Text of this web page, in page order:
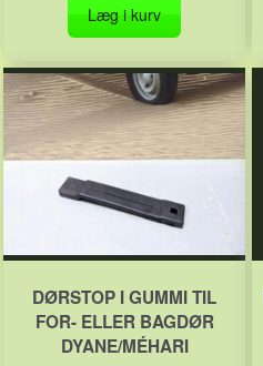
Læg i kurv
DØRSTOP I GUMMI TIL
FOR- ELLER BAGDØR
DYANE/MÉHARI